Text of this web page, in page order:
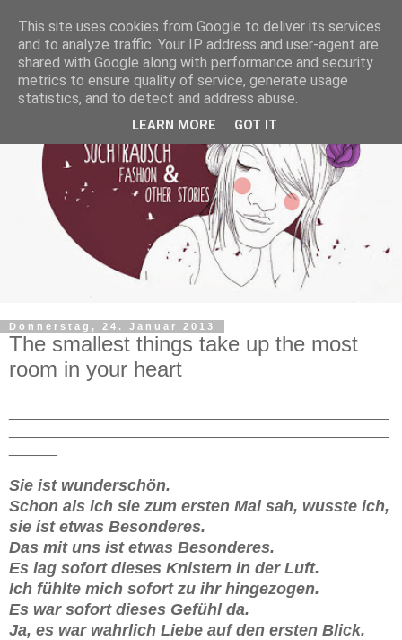
Donnerstag, 24. Januar 2013
The smallest things take up the most
room in your heart
Sie ist wunderschön.
Schon als ich sie zum ersten Mal sah, wusste ich,
sie ist etwas Besonderes.
Das mit uns ist etwas Besonderes.
Es lag sofort dieses Knistern in der Luft.
Ich fühlte mich sofort zu ihr hingezogen.
Es war sofort dieses Gefühl da.
Ja, es war wahrlich Liebe auf den ersten Blick.
This site uses cookies from Google to deliver its services
and to analyze traffic. Your IP address and user-agent are
shared with Google along with performance and security
metrics to ensure quality of service, generate usage
statistics, and to detect and address abuse.
LEARN MORE GOT IT